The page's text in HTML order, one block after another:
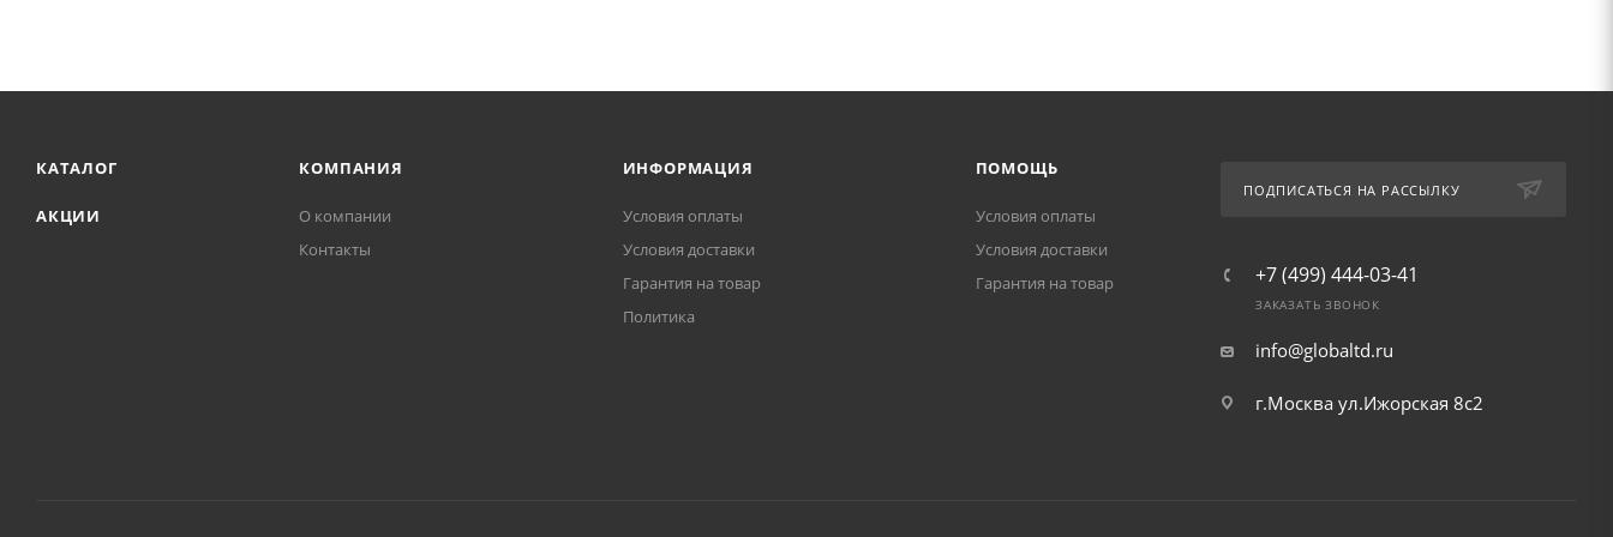
КАТАЛОГ
АКЦИИ
КОМПАНИЯ
О компании
Контакты
ИНФОРМАЦИЯ
Условия оплаты
Условия доставки
Гарантия на товар
Политика
ПОМОЩЬ
Условия оплаты
Условия доставки
Гарантия на товар
ПОДПИСАТЬСЯ НА РАССЫЛКУ
+7 (499) 444-03-41
ЗАКАЗАТЬ ЗВОНОК
info@globaltd.ru
г.Москва ул.Ижорская 8с2